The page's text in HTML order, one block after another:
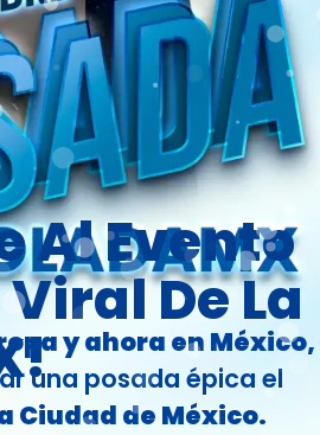
Al Evento
De La
y ahora en México,
una posada épica el
Ciudad de México.